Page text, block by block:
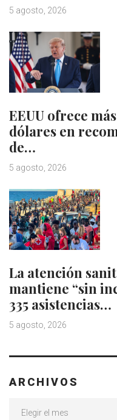
5 agosto, 2026
EEUU ofrece
dólares en
de…
5 agosto, 2026
La atención
mantiene “sin
335 asistencias…
5 agosto, 2026
ARCHIVOS